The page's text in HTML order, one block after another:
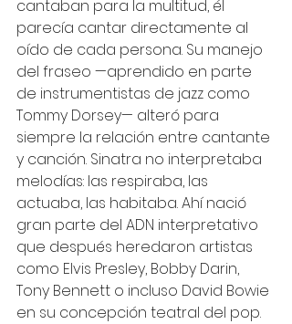
cantaban para la multitud, él
parecía cantar directamente al
oído de cada persona. Su manejo
del fraseo —aprendido en parte
de instrumentistas de jazz como
Tommy Dorsey— alteró para
siempre la relación entre cantante
y canción. Sinatra no interpretaba
melodías: las respiraba, las
actuaba, las habitaba. Ahí nació
gran parte del ADN interpretativo
que después heredaron artistas
como Elvis Presley, Bobby Darin,
Tony Bennett o incluso David Bowie
en su concepción teatral del pop.